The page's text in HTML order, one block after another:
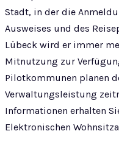
Stadt, in der die
Ausweises und des
Lübeck wird er immer
Mitnutzung zur
Pilotkommunen planen
Verwaltungsleistung
Informationen erhalten
Elektronischen